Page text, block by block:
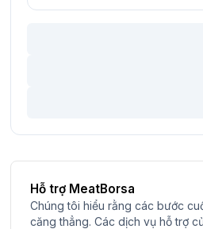
Hỗ trợ MeatBorsa
Chúng tôi hiểu rằng các bước
căng thẳng. Các dịch vụ hỗ trợ